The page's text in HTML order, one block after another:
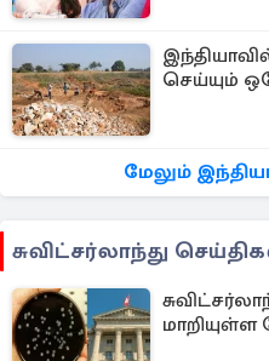
செய்யும்
மேலும்
சுவிட்சர்லாந்து